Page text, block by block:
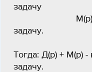
задачу
М(р) -
задачу.
Тогда: Д(р) + М(р)
задачу.